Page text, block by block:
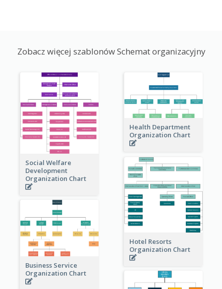
Zobacz więcej szablonów Schemat organizacyjny
Social Welfare
Development
Organization Chart
Health Department
Organization Chart
Hotel Resorts
Organization Chart
Business Service
Organization Chart